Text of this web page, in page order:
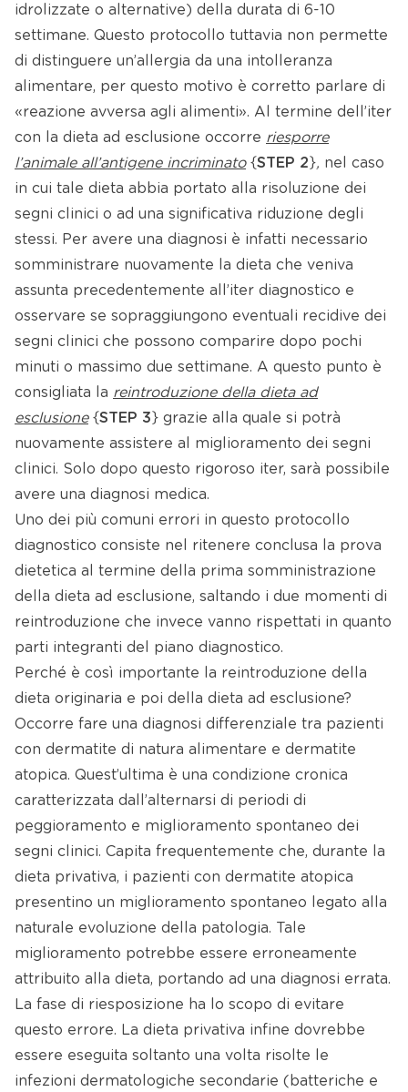
idrolizzate o alternative) della durata di 6-10
settimane. Questo protocollo tuttavia non permette
di distinguere un’allergia da una intolleranza
alimentare, per questo motivo è corretto parlare di
«reazione avversa agli alimenti». Al termine dell’iter
con la dieta ad esclusione occorre riesporre
l’animale all’antigene incriminato{STEP 2 }, nel caso
in cui tale dieta abbia portato alla risoluzione dei
segni clinici o ad una significativa riduzione degli
stessi. Per avere una diagnosi è infatti necessario
somministrare nuovamente la dieta che veniva
assunta precedentemente all’iter diagnostico e
osservare se sopraggiungono eventuali recidive dei
segni clinici che possono comparire dopo pochi
minuti o massimo due settimane. A questo punto è
consigliata la reintroduzione della dieta ad
esclusione{STEP 3 } grazie alla quale si potrà
nuovamente assistere al miglioramento dei segni
clinici. Solo dopo questo rigoroso iter, sarà possibile
avere una diagnosi medica.
Uno dei più comuni errori in questo protocollo
diagnostico consiste nel ritenere conclusa la prova
dietetica al termine della prima somministrazione
della dieta ad esclusione, saltando i due momenti di
reintroduzione che invece vanno rispettati in quanto
parti integranti del piano diagnostico.
Perché è così importante la reintroduzione della
dieta originaria e poi della dieta ad esclusione?
Occorre fare una diagnosi differenziale tra pazienti
con dermatite di natura alimentare e dermatite
atopica. Quest’ultima è una condizione cronica
caratterizzata dall’alternarsi di periodi di
peggioramento e miglioramento spontaneo dei
segni clinici. Capita frequentemente che, durante la
dieta privativa, i pazienti con dermatite atopica
presentino un miglioramento spontaneo legato alla
naturale evoluzione della patologia. Tale
miglioramento potrebbe essere erroneamente
attribuito alla dieta, portando ad una diagnosi errata.
La fase di riesposizione ha lo scopo di evitare
questo errore. La dieta privativa infine dovrebbe
essere eseguita soltanto una volta risolte le
infezioni dermatologiche secondarie (batteriche e